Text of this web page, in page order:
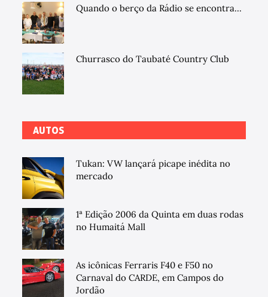
Quando o berço da Rádio se encontra...
Churrasco do Taubaté Country Club
AUTOS
Tukan: VW lançará picape inédita no
mercado
1ª Edição 2006 da Quinta em duas rodas
no Humaitá Mall
As icônicas Ferraris F40 e F50 no
Carnaval do CARDE, em Campos do
Jordão